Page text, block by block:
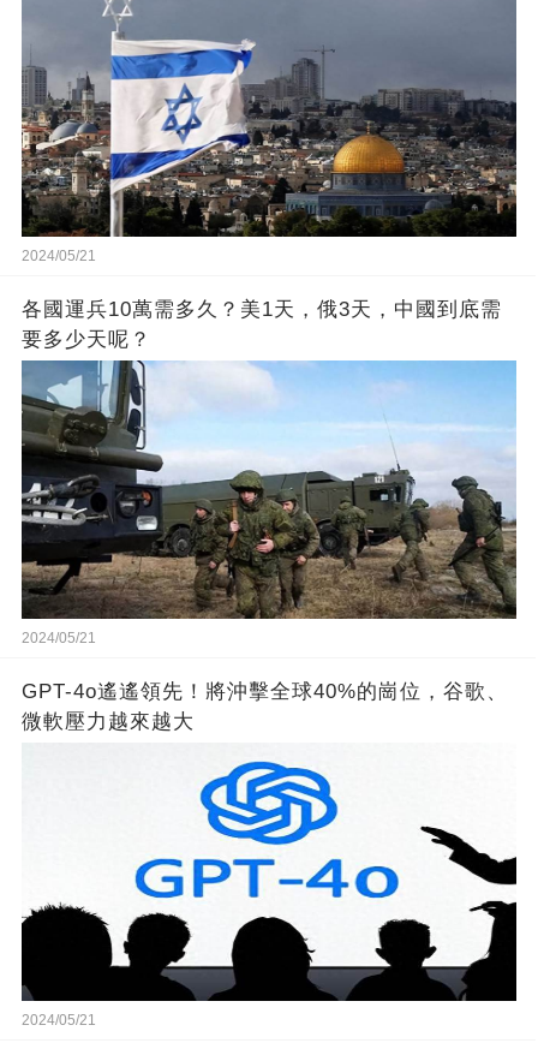
2024/05/21
各國運兵10萬需多久？美1天，俄3天，中國到底需
要多少天呢？
2024/05/21
GPT-4o遙遙領先！將沖擊全球40%的崗位，谷歌、
微軟壓力越來越大
2024/05/21